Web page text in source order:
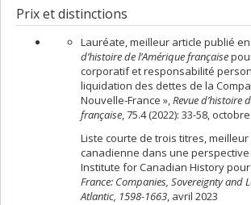
Prix et distinctions
Lauréate, meilleur article publié en
d’histoire de l’Amérique française
corporatif et responsabilité
liquidation des dettes de la
Nouvelle-France »,Revue d’histoire
française, 75.4 (2022): 33-58,
Liste courte de trois titres,
canadienne dans une perspective
Institute for Canadian History pour
France: Companies, Sovereignty and
Atlantic, 1598-1663, avril 2023